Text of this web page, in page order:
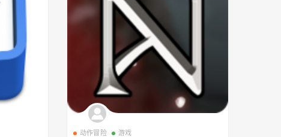
动作冒险 游戏